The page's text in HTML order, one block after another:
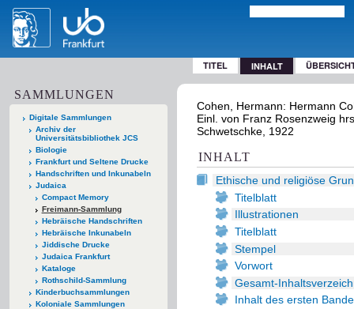
TITEL INHALT
SAMMLUNGEN
Digitale Sammlungen
Archiv der
Universitätsbibliothek JCS
Biologie
Frankfurt und Seltene Drucke
Handschriften und Inkunabeln
Judaica
Compact Memory
Freimann-Sammlung
Hebräische Handschriften
Hebräische Inkunabeln
Jiddische Drucke
Judaica Frankfurt
Kataloge
Rothschild-Sammlung
Kinderbuchsammlungen
Koloniale Sammlungen
Cohen, Hermann: Hermann
Einl. von Franz Rosenzweig
Schwetschke, 1922
INHALT
Ethische und religiöse
Titelblatt
Illustrationen
Titelblatt
Stempel
Vorwort
Gesamt-
Inhalt des ersten